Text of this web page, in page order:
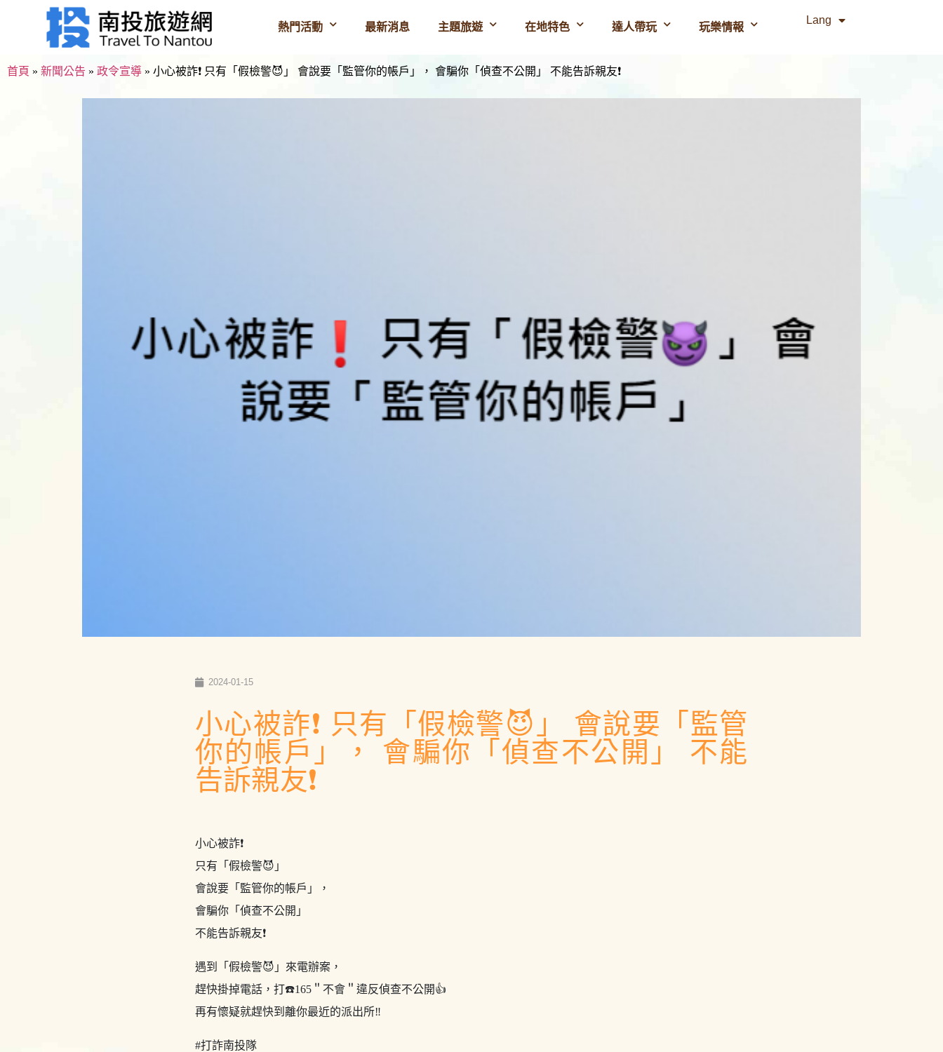
熱門活動 最新消息 主題旅遊 在地特色 達人帶玩 玩樂情報
Lang
首頁 » 新聞公告 » 政令宣導 » 小心被詐❗️ 只有「假檢警😈」 會說要「監管你的帳戶」， 會騙你「偵查不公開」 不能告訴親友❗️
2024-01-15
小心被詐❗️ 只有「假檢警😈」 會說要「監管
你的帳戶」， 會騙你「偵查不公開」 不能
告訴親友❗️
小心被詐❗️
只有「假檢警😈」
會說要「監管你的帳戶」，
會騙你「偵查不公開」
不能告訴親友❗️
遇到「假檢警😈」來電辦案，
趕快掛掉電話，打☎️165＂不會＂違反偵查不公開👍
再有懷疑就趕快到離你最近的派出所‼️
#打詐南投隊